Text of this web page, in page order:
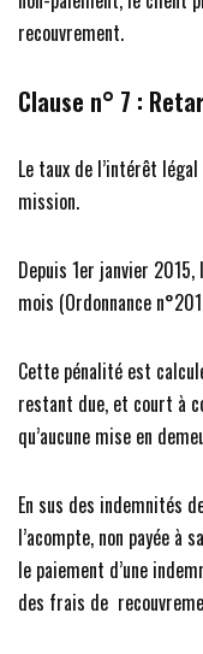
recouvrement.
Clause n° 7 :
Le taux de l’intérêt
mission.
Depuis 1er janvier
mois (Ordonnance
Cette pénalité est
restant due, et court à
qu’aucune mise en
En sus des indemnités
l’acompte, non payée à
le paiement d’une
des frais de